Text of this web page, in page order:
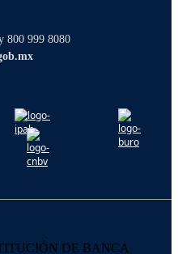
800 999 8080
DE BANCA